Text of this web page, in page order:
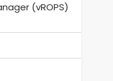
(vROPS)